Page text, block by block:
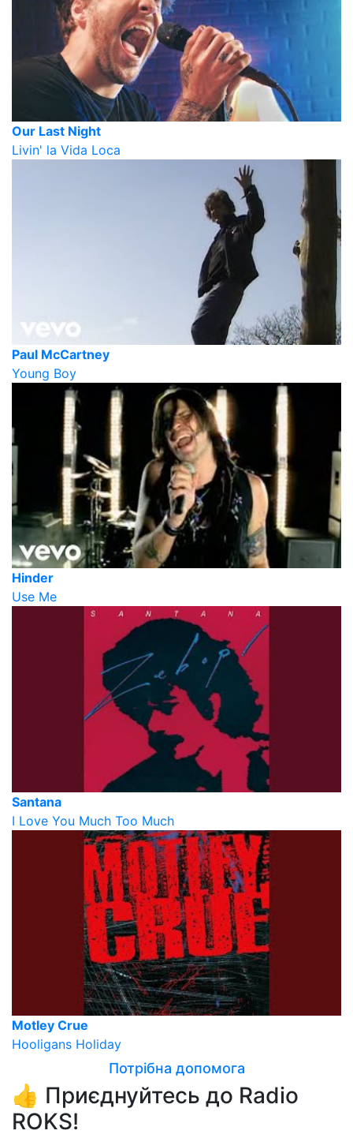
Our Last Night
Livin' la Vida Loca
Paul McCartney
Young Boy
Hinder
Use Me
Santana
I Love You Much Too Much
Motley Crue
Hooligans Holiday
Потрібна допомога
👍 Приєднуйтесь до Radio
ROKS!